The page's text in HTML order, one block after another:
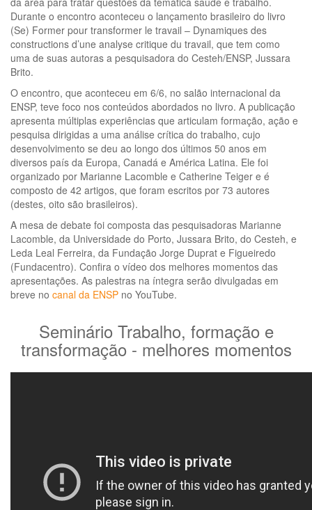
Durante o encontro aconteceu o lançamento brasileiro do livro
(Se) Former pour transformer le travail – Dynamiques des
constructions d’une analyse critique du travail, que tem como
uma de suas autoras a pesquisadora do Cesteh/ENSP, Jussara
Brito.
O encontro, que aconteceu em 6/6, no salão internacional da
ENSP, teve foco nos conteúdos abordados no livro. A publicação
apresenta múltiplas experiências que articulam formação, ação e
pesquisa dirigidas a uma análise crítica do trabalho, cujo
desenvolvimento se deu ao longo dos últimos 50 anos em
diversos país da Europa, Canadá e América Latina. Ele foi
organizado por Marianne Lacomble e Catherine Teiger e é
composto de 42 artigos, que foram escritos por 73 autores
(destes, oito são brasileiros).
A mesa de debate foi composta das pesquisadoras Marianne
Lacomble, da Universidade do Porto, Jussara Brito, do Cesteh, e
Leda Leal Ferreira, da Fundação Jorge Duprat e Figueiredo
(Fundacentro). Confira o vídeo dos melhores momentos das
apresentações. As palestras na íntegra serão divulgadas em
breve no canal da ENSP no YouTube.
Seminário Trabalho, formação e
transformação - melhores momentos